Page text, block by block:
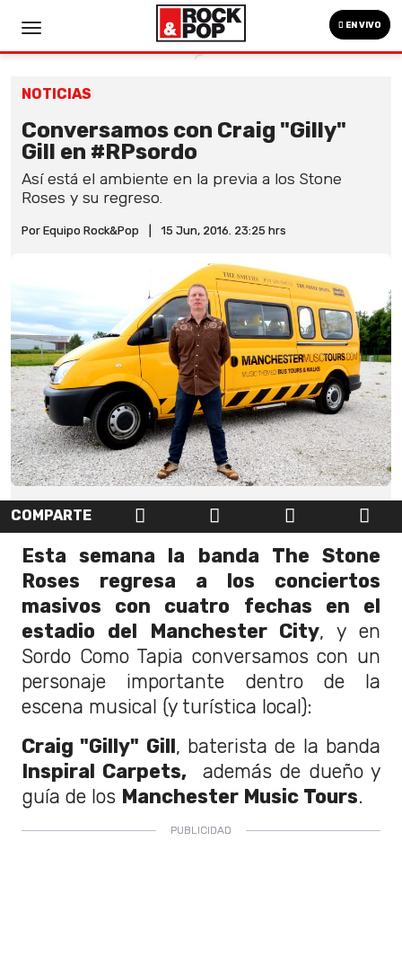
EN VIVO
NOTICIAS
Conversamos con Craig "Gilly"
Gill en #RPsordo
Así está el ambiente en la previa a los Stone
Roses y su regreso.
Por Equipo Rock&Pop 15 Jun, 2016. 23:25 hrs
COMPARTE
Esta semana la banda The Stone
Roses regresa a los conciertos
masivos con cuatro fechas en el
estadio del Manchester City, y en
Sordo Como Tapia conversamos con un
personaje importante dentro de la
escena musical (y turística local):
Craig "Gilly" Gill, baterista de la banda
Inspiral Carpets,
además de dueño y
guía de los Manchester Music Tours.